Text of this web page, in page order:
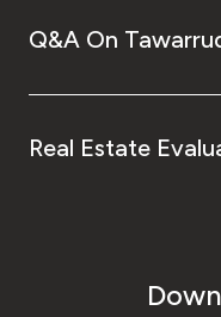
Q&A On
Real Estate